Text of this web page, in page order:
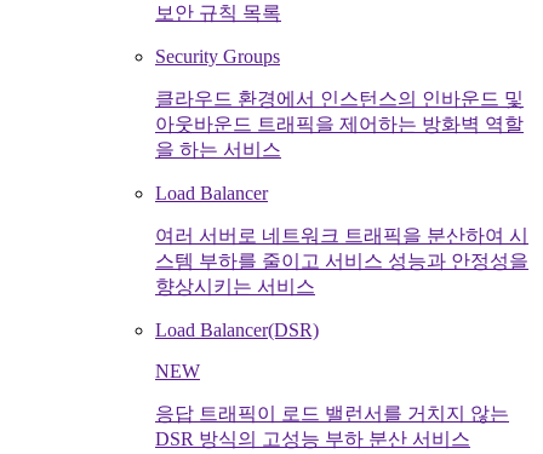
보안 규칙 목록
Security Groups
클라우드 환경에서 인스턴스의 인바운드 및
아웃바운드 트래픽을 제어하는 방화벽 역할
을 하는 서비스
Load Balancer
여러 서버로 네트워크 트래픽을 분산하여 시
스템 부하를 줄이고 서비스 성능과 안정성을
향상시키는 서비스
Load Balancer(DSR)
NEW
응답 트래픽이 로드 밸런서를 거치지 않는
DSR 방식의 고성능 부하 분산 서비스